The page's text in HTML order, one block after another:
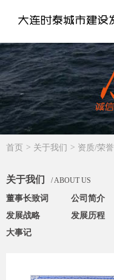
首页 > 关于我们 > 资质/荣誉
关于我们 / ABOUT US
董事长致词 公司简介
发展战略
发展历程
大事记